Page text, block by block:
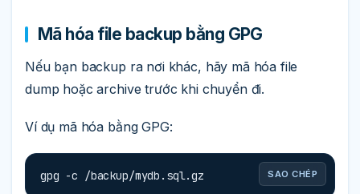
Mã hóa file backup bằng GPG
Nếu bạn backup ra nơi khác, hãy mã hóa file
dump hoặc archive trước khi chuyển đi.
Ví dụ mã hóa bằng GPG:
SAO CHÉP
gpg -c /backup/mydb.sql.gz